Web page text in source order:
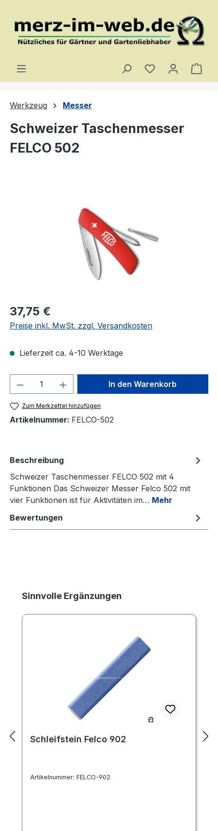
Du hast 0
Werkzeug Messer
Schweizer Taschenmesser
FELCO 502
Regulärer Preis:
37,75 €
Preise inkl. MwSt. zzgl. Versandkosten
Lieferzeit ca. 4-10 Werktage
Produkt Anzahl: Gib denIn den Warenkorb
Zum Merkzettel hinzufügen
Artikelnummer: FELCO-502
Beschreibung
Schweizer Taschenmesser FELCO 502 mit 4
Funktionen Das Schweizer Messer Felco 502 mit
vier Funktionen ist für Aktivitäten im… Mehr
Bewertungen
Produktgalerie überspringen
Sinnvolle Ergänzungen
Schleifstein Felco 902
Artikelnummer: FELCO-902